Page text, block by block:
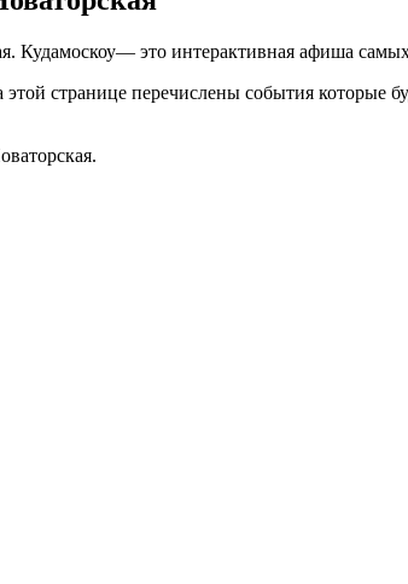
Кудамоскоу— это интерактивная афиша
странице перечислены события которые